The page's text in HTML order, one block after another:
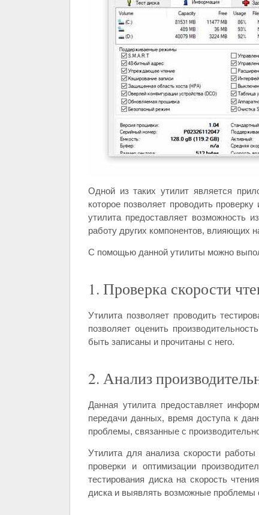
Одной из таких утилит является
которое позволяет проводить
утилита предоставляет возможность
работу других компонентов, влияющих
С помощью данной утилиты можно
1. Проверка скорости
Утилита позволяет проводить
позволяет оценить
быть записаны и прочитаны с него.
2. Анализ
Данная утилита предоставляет
передачи данных, время доступа к
проблемы, связанные с
Утилита для анализа скорости
проверки и оптимизации
тестирования диска на скорость
диска и выявлять возможные проблемы